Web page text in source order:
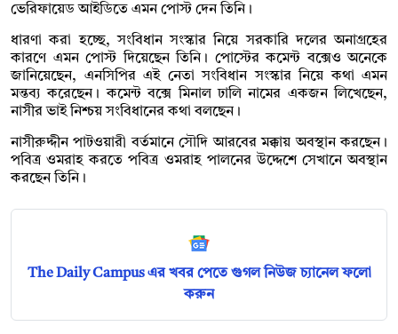
ভেরিফায়েড আইডিতে এমন পোস্ট দেন তিনি।
ধারণা করা হচ্ছে, সংবিধান সংস্কার নিয়ে সরকারি দলের অনাগ্রহের
কারণে এমন পোস্ট দিয়েছেন তিনি। পোস্টের কমেন্ট বক্সেও অনেকে
জানিয়েছেন, এনসিপির এই নেতা সংবিধান সংস্কার নিয়ে কথা এমন
মন্তব্য করেছেন। কমেন্ট বক্সে মিনাল ঢালি নামের একজন লিখেছেন,
নাসীর ভাই নিশ্চয় সংবিধানের কথা বলছেন।
নাসীরুদ্দীন পাটওয়ারী বর্তমানে সৌদি আরবের মক্কায় অবস্থান করছেন।
পবিত্র ওমরাহ করতে পবিত্র ওমরাহ পালনের উদ্দেশে সেখানে অবস্থান
করছেন তিনি।
The Daily Campus এর খবর পেতে গুগল নিউজ চ্যানেল ফলো
করুন